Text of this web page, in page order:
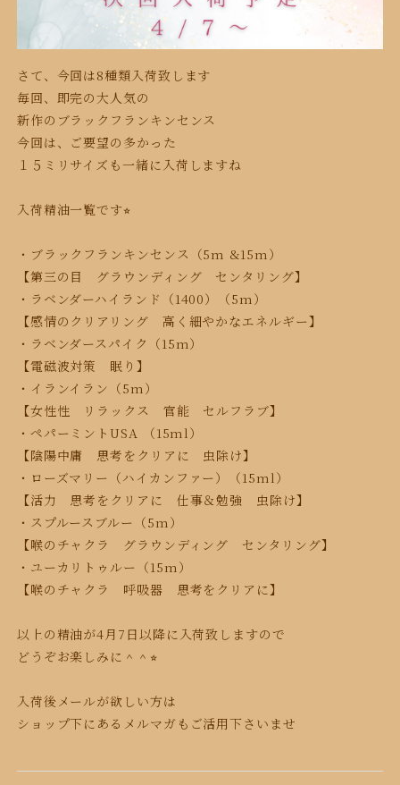
さて、今回は8種類入荷致します
毎回、即完の大人気の
新作のブラックフランキンセンス
今回は、ご要望の多かった
１５ミリサイズも一緒に入荷しますね
入荷精油一覧です⭐︎
・ブラックフランキンセンス（5m &15m）
【第三の目 グラウンディング センタリング】
・ラベンダーハイランド（1400）（5m）
【感情のクリアリング 高く細やかなエネルギー】
・ラベンダースパイク（15m）
【電磁波対策 眠り】
・イランイラン（5m）
【女性性 リラックス 官能 セルフラブ】
・ペパーミントUSA （15ml）
【陰陽中庸 思考をクリアに 虫除け】
・ローズマリー（ハイカンファー）（15ml）
【活力 思考をクリアに 仕事＆勉強 虫除け】
・スプルースブルー（5m）
【喉のチャクラ グラウンディング センタリング】
・ユーカリトゥルー（15m）
【喉のチャクラ 呼吸器 思考をクリアに】
以上の精油が4月7日以降に入荷致しますので
どうぞお楽しみに＾＾⭐︎
入荷後メールが欲しい方は
ショップ下にあるメルマガもご活用下さいませ